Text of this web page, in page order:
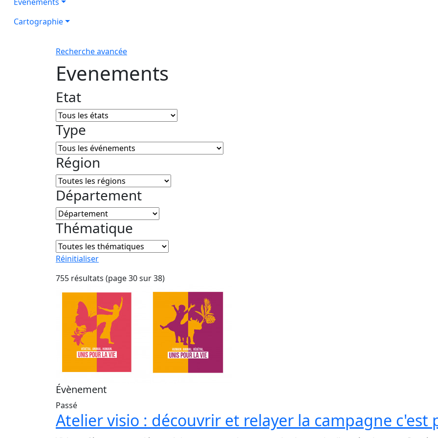
Cartographie
Recherche avancée
Evenements
Etat
Type
Région
Département
Thématique
Réinitialiser
755 résultats (page 30 sur 38)
Évènement
Passé
Atelier visio : découvrir et relayer la campagne c'est